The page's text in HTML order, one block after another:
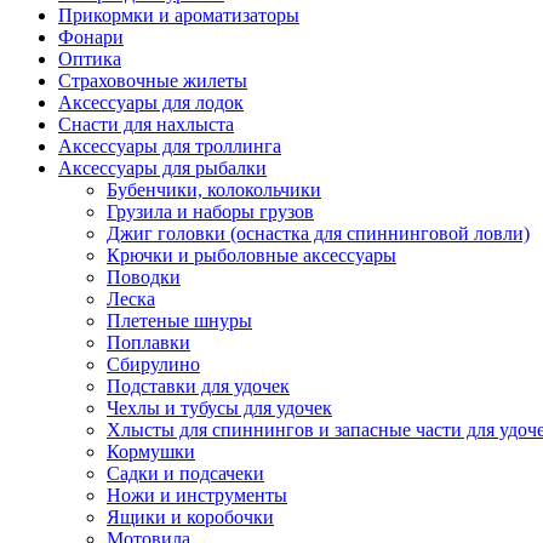
Прикормки и ароматизаторы
Фонари
Оптика
Страховочные жилеты
Аксессуары для лодок
Снасти для нахлыста
Аксессуары для троллинга
Аксессуары для рыбалки
Бубенчики, колокольчики
Грузила и наборы грузов
Джиг головки (оснастка для спиннинговой ловли)
Крючки и рыболовные аксессуары
Поводки
Леска
Плетеные шнуры
Поплавки
Сбирулино
Подставки для удочек
Чехлы и тубусы для удочек
Хлысты для спиннингов и запасные части для
Кормушки
Садки и подсачеки
Ножи и инструменты
Ящики и коробочки
Мотовила